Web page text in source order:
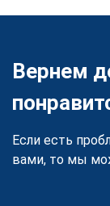
Вернем
Если есть
вами, то мы